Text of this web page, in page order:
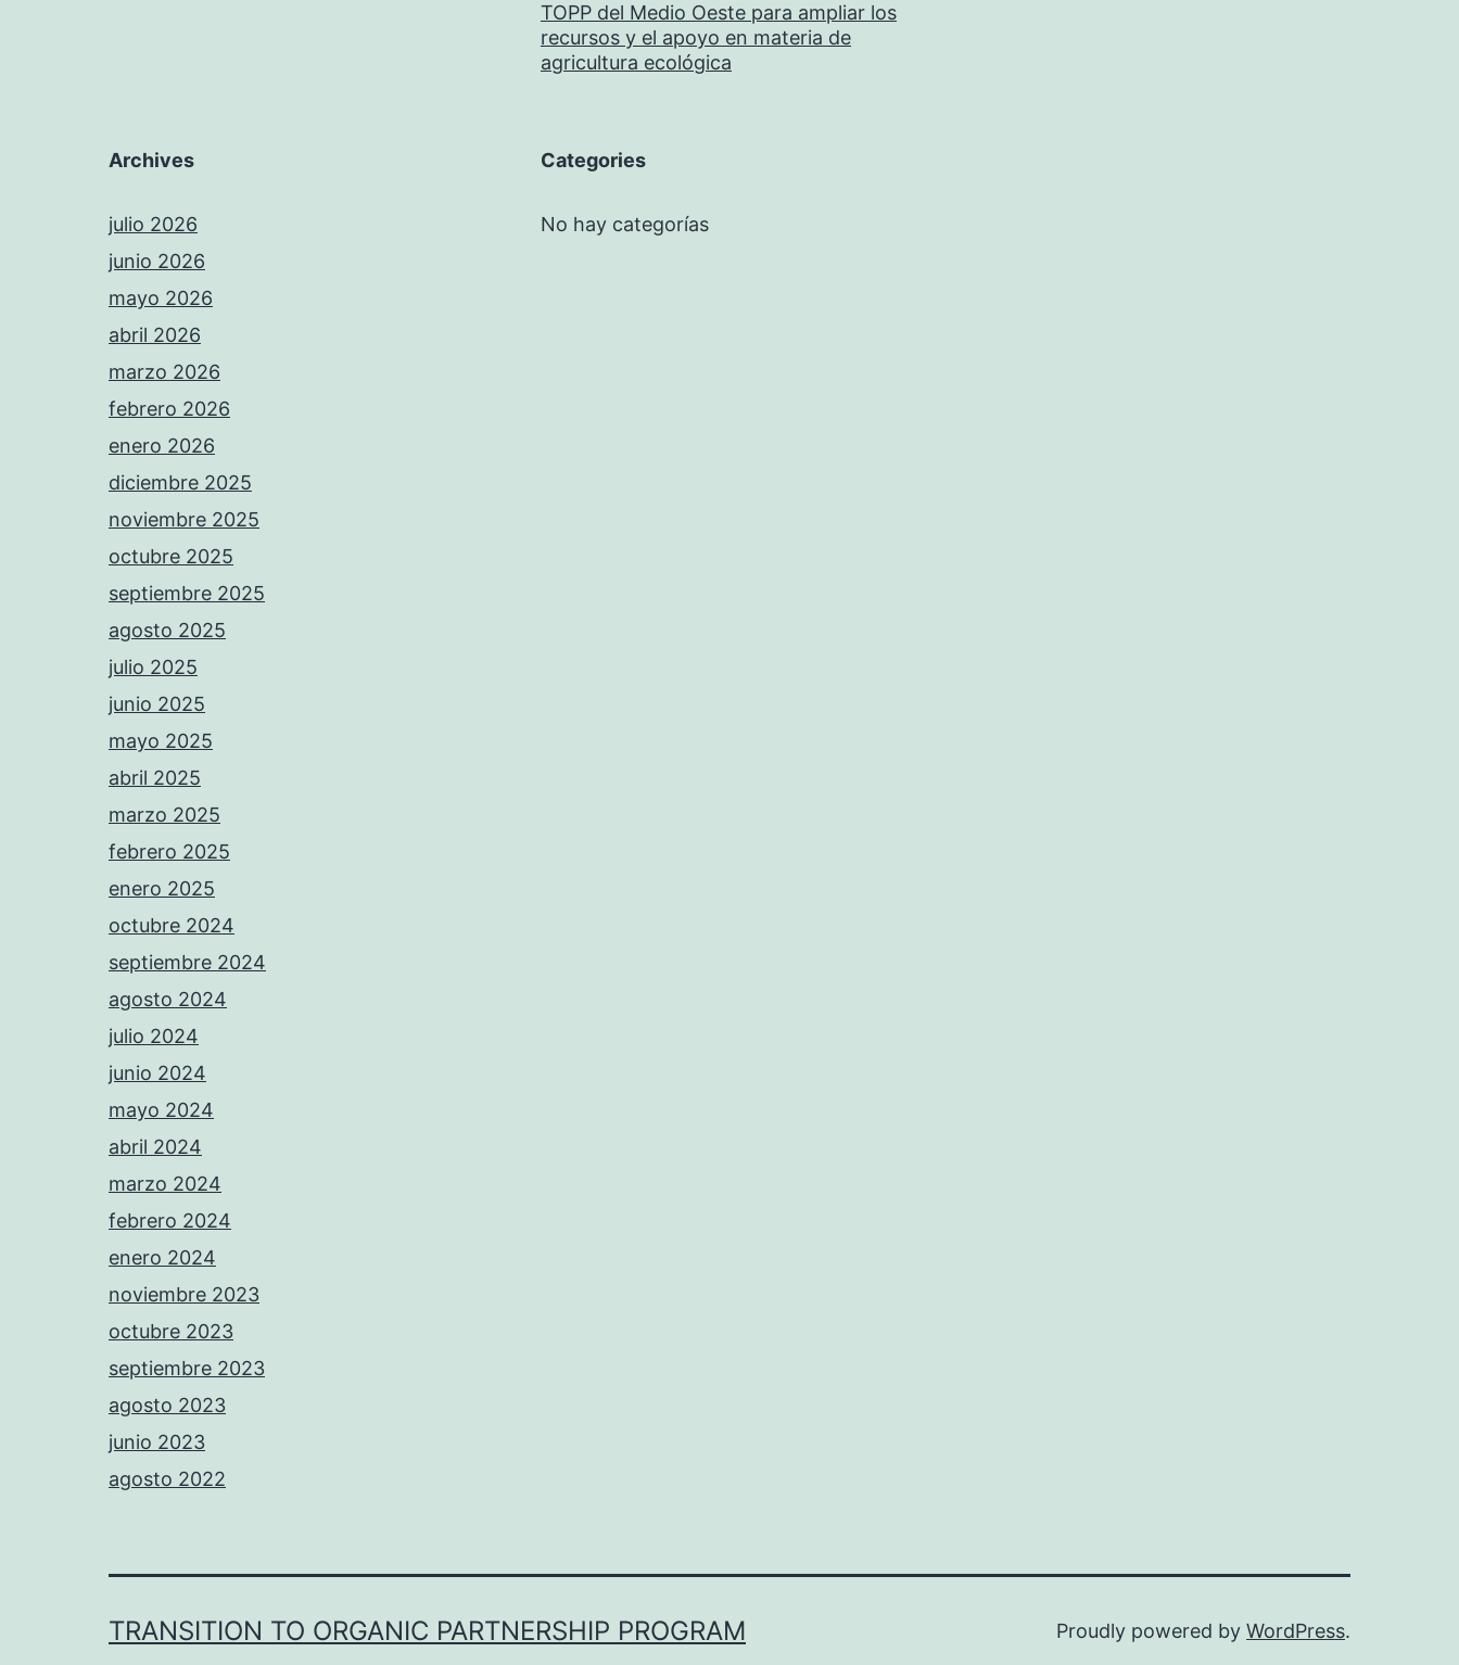
TOPP del Medio Oeste para ampliar los
recursos y el apoyo en materia de
agricultura ecológica
Archives
julio 2026
junio 2026
mayo 2026
abril 2026
marzo 2026
febrero 2026
enero 2026
diciembre 2025
noviembre 2025
octubre 2025
septiembre 2025
agosto 2025
julio 2025
junio 2025
mayo 2025
abril 2025
marzo 2025
febrero 2025
enero 2025
octubre 2024
septiembre 2024
agosto 2024
julio 2024
junio 2024
mayo 2024
abril 2024
marzo 2024
febrero 2024
enero 2024
noviembre 2023
octubre 2023
septiembre 2023
agosto 2023
junio 2023
agosto 2022
Categories
No hay categorías
TRANSITION TO ORGANIC PARTNERSHIP PROGRAM Proudly powered by WordPress.